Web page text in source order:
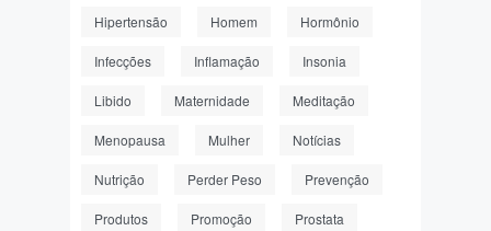
Hipertensão Homem Hormônio
Infecções Inflamação Insonia
Libido Maternidade Meditação
Menopausa Mulher Notícias
Nutrição Perder Peso Prevenção
Produtos Promoção Prostata